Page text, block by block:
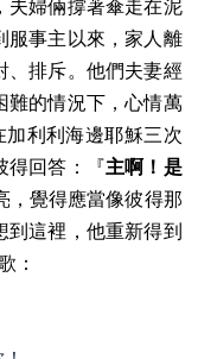
夫婦倆撐著傘走在泥
服事主以來，家人離
、排斥。他們夫妻經
難的情況下，心情萬
利利海邊耶穌三次
得回答：『主啊！是
，覺得應當像彼得那
這裡，他重新得到
：